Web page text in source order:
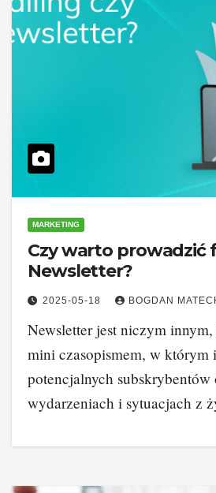
MARKETING
Czy warto prowadzić
Newsletter?
2025-05-18 BOGDAN
Newsletter jest niczym
mini czasopismem, w którym
potencjalnych subskrybentów
wydarzeniach i sytuacjach z